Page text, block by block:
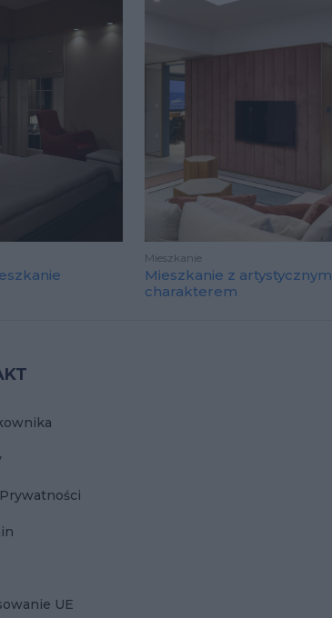
Mieszkanie
Mieszkanie z artystycznym
charakterem
UE